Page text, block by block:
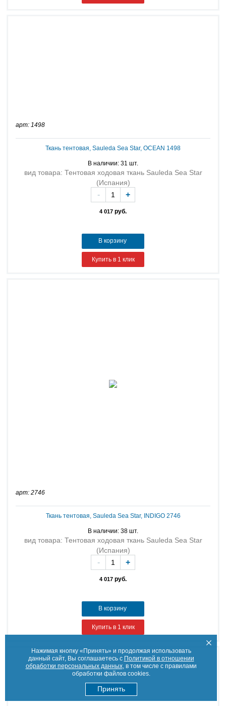
арт: 1498
Ткань тентовая, Sauleda Sea Star, OCEAN 1498
В наличии: 31 шт.
вид товара: Тентовая ходовая ткань Sauleda Sea Star
(Испания)
4 017 руб.
- +
В корзину
Купить в 1 клик
арт: 2746
Ткань тентовая, Sauleda Sea Star, INDIGO 2746
В наличии: 38 шт.
вид товара: Тентовая ходовая ткань Sauleda Sea Star
(Испания)
4 017 руб.
- +
В корзину
Купить в 1 клик
Нажимая кнопку «Принять» и продолжая использовать
данный сайт, Вы соглашаетесь с Политикой в отношении
обработки персональных данных, в том числе с правилами
обработки файлов cookies.
Принять